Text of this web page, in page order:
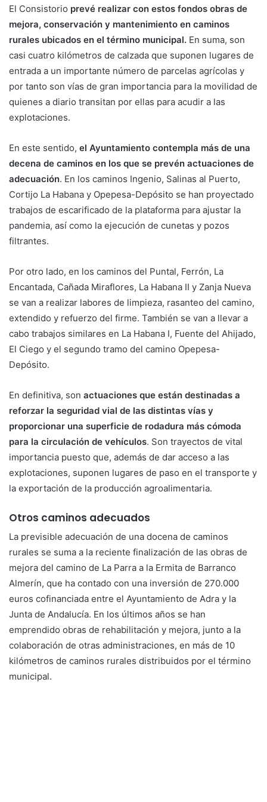
El Consistorio prevé realizar con estos fondos obras de
mejora, conservación y mantenimiento en caminos
rurales ubicados en el término municipal. En suma, son
casi cuatro kilómetros de calzada que suponen lugares de
entrada a un importante número de parcelas agrícolas y
por tanto son vías de gran importancia para la movilidad de
quienes a diario transitan por ellas para acudir a las
explotaciones.
En este sentido, el Ayuntamiento contempla más de una
decena de caminos en los que se prevén actuaciones de
adecuación. En los caminos Ingenio, Salinas al Puerto,
Cortijo La Habana y Opepesa-Depósito se han proyectado
trabajos de escarificado de la plataforma para ajustar la
pandemia, así como la ejecución de cunetas y pozos
filtrantes.
Por otro lado, en los caminos del Puntal, Ferrón, La
Encantada, Cañada Miraflores, La Habana II y Zanja Nueva
se van a realizar labores de limpieza, rasanteo del camino,
extendido y refuerzo del firme. También se van a llevar a
cabo trabajos similares en La Habana I, Fuente del Ahijado,
El Ciego y el segundo tramo del camino Opepesa-
Depósito.
En definitiva, son actuaciones que están destinadas a
reforzar la seguridad vial de las distintas vías y
proporcionar una superficie de rodadura más cómoda
para la circulación de vehículos. Son trayectos de vital
importancia puesto que, además de dar acceso a las
explotaciones, suponen lugares de paso en el transporte y
la exportación de la producción agroalimentaria.
Otros caminos adecuados
La previsible adecuación de una docena de caminos
rurales se suma a la reciente finalización de las obras de
mejora del camino de La Parra a la Ermita de Barranco
Almerín, que ha contado con una inversión de 270.000
euros cofinanciada entre el Ayuntamiento de Adra y la
Junta de Andalucía. En los últimos años se han
emprendido obras de rehabilitación y mejora, junto a la
colaboración de otras administraciones, en más de 10
kilómetros de caminos rurales distribuidos por el término
municipal.